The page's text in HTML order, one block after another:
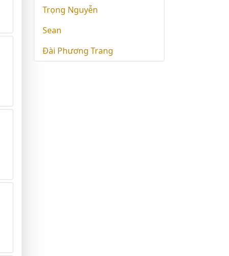
Trọng Nguyễn
Sean
Đài Phương Trang